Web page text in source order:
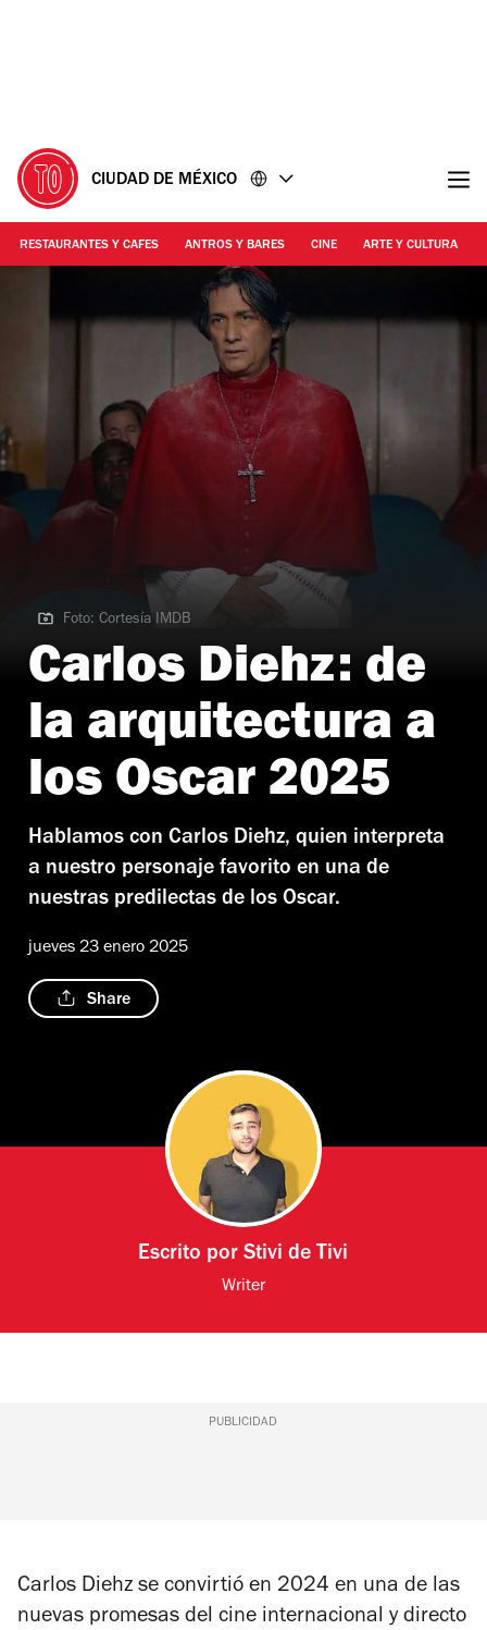
CIUDAD DE MÉXICO
RESTAURANTES Y CAFES ANTROS Y BARES CINE ARTE Y CULTURA
Foto: Cortesía IMDB
Foto: Cortesía IMDB
Carlos Diehz: de
la arquitectura a
los Oscar 2025
Hablamos con Carlos Diehz, quien interpreta
a nuestro personaje favorito en una de
nuestras predilectas de los Oscar.
jueves 23 enero 2025
Share
Escrito porStivi de Tivi
Writer
PUBLICIDAD
Carlos Diehz se convirtió en 2024 en una de las
nuevas promesas del cine internacional y directo